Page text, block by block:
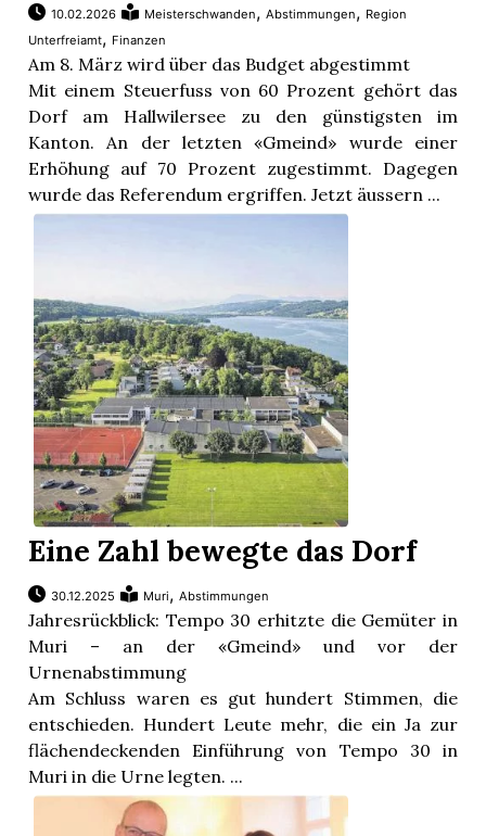
10.02.2026 Meisterschwanden,Abstimmungen, Region
Unterfreiamt, Finanzen
Am 8. März wird über das Budget abgestimmt
Mit einem Steuerfuss von 60 Prozent gehört das
Dorf am Hallwilersee zu den günstigsten im
Kanton. An der letzten «Gmeind» wurde einer
Erhöhung auf 70 Prozent zugestimmt. Dagegen
wurde das Referendum ergriffen. Jetzt äussern ...
Eine Zahl bewegte das Dorf
30.12.2025 Muri,Abstimmungen
Jahresrückblick: Tempo 30 erhitzte die Gemüter in
Muri – an der «Gmeind» und vor der
Urnenabstimmung
Am Schluss waren es gut hundert Stimmen, die
entschieden. Hundert Leute mehr, die ein Ja zur
flächendeckenden Einführung von Tempo 30 in
Muri in die Urne legten. ...